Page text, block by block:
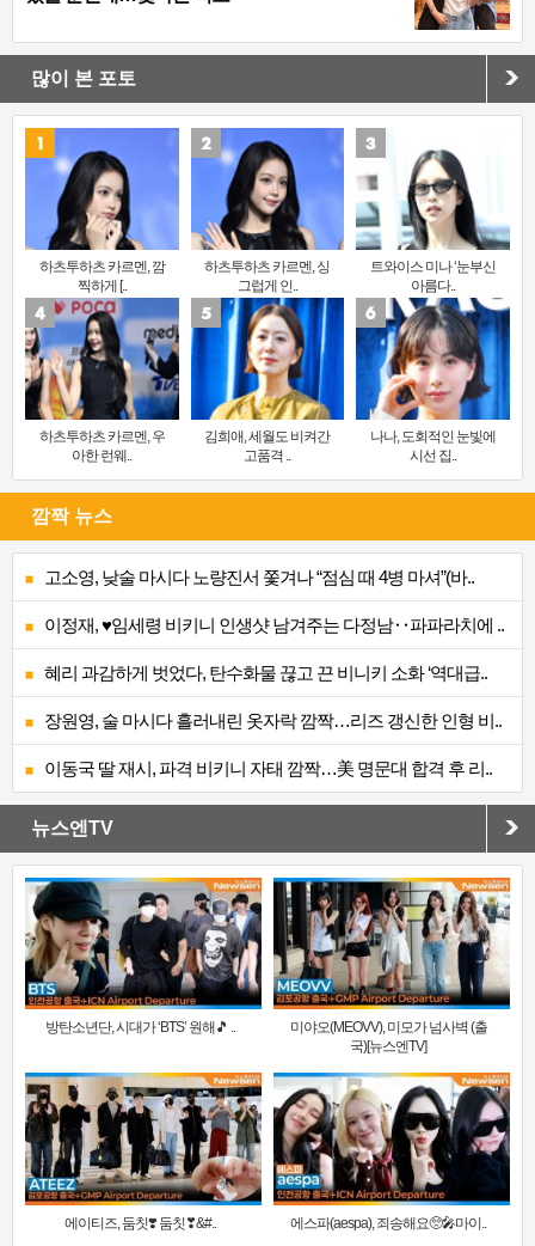
많이 본 포토
하츠투하츠 카르멘, 깜
찍하게 [..
하츠투하츠 카르멘, 싱
그럽게 인..
트와이스 미나 ‘눈부신
아름다..
하츠투하츠 카르멘, 우
아한 런웨..
김희애, 세월도 비켜간
고품격 ..
나나, 도회적인 눈빛에
시선 집..
깜짝 뉴스
고소영, 낮술 마시다 노량진서 쫓겨나 “점심 때 4병 마셔”(바..
이정재, ♥임세령 비키니 인생샷 남겨주는 다정남‥파파라치에 ..
혜리 과감하게 벗었다, 탄수화물 끊고 끈 비니키 소화 ‘역대급..
장원영, 술 마시다 흘러내린 옷자락 깜짝…리즈 갱신한 인형 비..
이동국 딸 재시, 파격 비키니 자태 깜짝…美 명문대 합격 후 리..
뉴스엔TV
방탄소년단, 시대가 ‘BTS’ 원해🎵 ..
미야오(MEOVV), 미모가 넘사벽 (출
국)[뉴스엔TV]
에이티즈, 둠칫❣️ 둠칫❣&#.. 에스파(aespa), 죄송해요🥺🎤마이..